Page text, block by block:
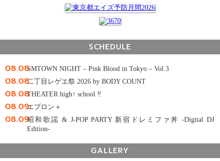
SCHEDULE
08.08SMTOWN NIGHT – Pink Blood in Tokyo – Vol.3
08.08二丁目レゲエ祭 2026 by BODY COUNT
08.08THEATER high↑ school ‼
08.09エプロン＋
08.09昭和歌謡 & J-POP PARTY 新宿ドレミファ丼 -Digital DJ
Edition-
GALLERY